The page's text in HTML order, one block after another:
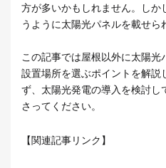
方が多いかもしれません。しか
うように太陽光パネルを載せら
この記事では屋根以外に太陽光
設置場所を選ぶポイントを解説
ず、太陽光発電の導入を検討し
さってください。
【関連記事リンク】